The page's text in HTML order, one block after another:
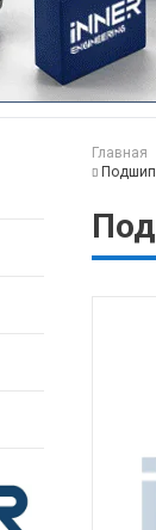
Главная